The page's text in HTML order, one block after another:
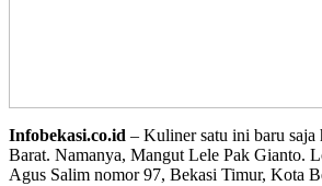
Infobekasi.co.id – Kuliner satu ini baru saja
Barat. Namanya, Mangut Lele Pak Gianto.
Agus Salim nomor 97, Bekasi Timur, Kota